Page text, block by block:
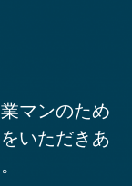
マンのため
いただきあ